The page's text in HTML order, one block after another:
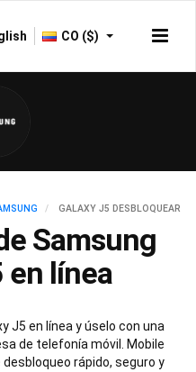
CO ($)
GALAXY J5 DESBLOQUEAR
Samsung
en línea
J5 en línea y úselo con una
de telefonía móvil. Mobile
rápido, seguro y